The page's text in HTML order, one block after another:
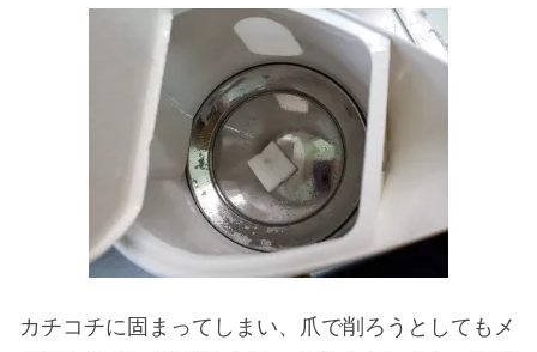
カチコチに固まってしまい、爪で削ろうとしてもメ